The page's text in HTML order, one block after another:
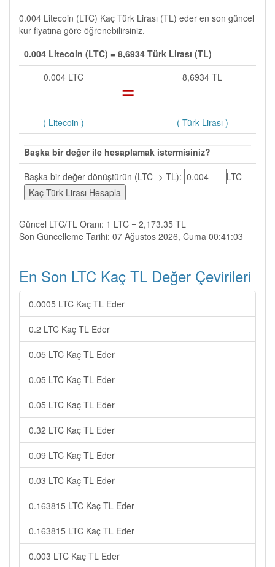
0.004 Litecoin (LTC) Kaç Türk Lirası (TL) eder en son güncel
kur fiyatına göre öğrenebilirsiniz.
0.004 Litecoin (LTC) = 8,6934 Türk Lirası (TL)
0.004 LTC
= 8,6934 TL
( Litecoin ) ( Türk Lirası )
Başka bir değer ile hesaplamak istermisiniz?
Başka bir değer dönüştürün (LTC -> TL):
LTC
Güncel LTC/TL Oranı: 1 LTC = 2,173.35 TL
Son Güncelleme Tarihi: 07 Ağustos 2026, Cuma 00:41:03
En Son LTC Kaç TL Değer Çevirileri
0.0005 LTC Kaç TL Eder
0.2 LTC Kaç TL Eder
0.05 LTC Kaç TL Eder
0.05 LTC Kaç TL Eder
0.05 LTC Kaç TL Eder
0.32 LTC Kaç TL Eder
0.09 LTC Kaç TL Eder
0.03 LTC Kaç TL Eder
0.163815 LTC Kaç TL Eder
0.163815 LTC Kaç TL Eder
0.003 LTC Kaç TL Eder